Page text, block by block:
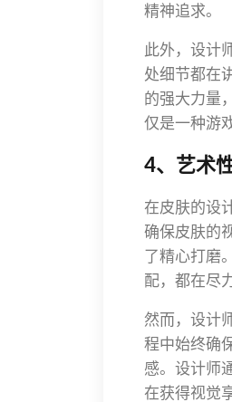
精神追求。
此外，设计
处细节都在
的强大力量
仅是一种游
4、艺术
在皮肤的设
确保皮肤的
了精心打磨
配，都在尽
然而，设计
程中始终确
感。设计师
在获得视觉